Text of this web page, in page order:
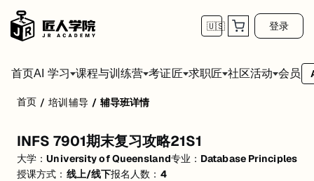
🇺🇸 登录
首页AI 学习 课程与训练营 考证匠 求职匠 社区活动 会员
活动形式: 线上/线下
开始日期: 2021/5/26
首页 / 培训辅导 / 辅导班详情
INFS 7901期末复习攻略21S1
大学：University of Queensland专业： Database Principles
授课方式： 线上/线下报名人数： 4